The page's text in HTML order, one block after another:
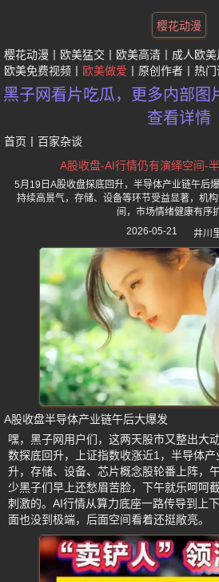
樱花动漫
樱花动漫 欧美猛交 欧美高清 成人欧美
欧美免费视频
欧美做爱 原创作者 热门
黑子网看片吃瓜，更多内部图
查看详情
首页 百家杂谈
A股收盘-AI行情仍有演绎空间-
5月19日A股收盘探底回升，半导体产业链午后
持续高景气，存储、设备等环节受益显著，机
间，市场情绪健康有序
2026-05-21
井川
A股收盘半导体产业链午后大爆发
嘿，黑子网用户们，这两天股市又整出大
数探底回升，上证指数收涨近1，半导体
升，存储、设备、芯片概念股轮番上阵，
少黑子们早上还愁眉苦脸，下午就乐呵呵
刺激的。AI行情从算力底座一路传导到上
面也没到极端，后面空间看着还挺敞亮。